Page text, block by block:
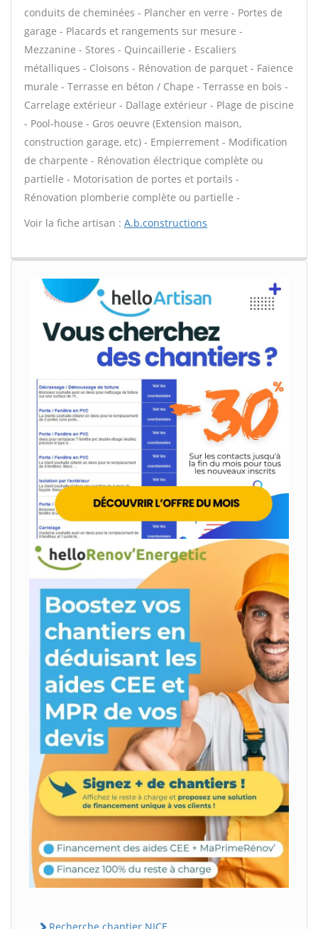
conduits de cheminées - Plancher en verre - Portes de
garage - Placards et rangements sur mesure -
Mezzanine - Stores - Quincaillerie - Escaliers
métalliques - Cloisons - Rénovation de parquet - Faïence
murale - Terrasse en béton / Chape - Terrasse en bois -
Carrelage extérieur - Dallage extérieur - Plage de piscine
- Pool-house - Gros oeuvre (Extension maison,
construction garage, etc) - Empierrement - Modification
de charpente - Rénovation électrique complète ou
partielle - Motorisation de portes et portails -
Rénovation plomberie complète ou partielle -
Voir la fiche artisan : A.b.constructions
Recherche chantier NICE